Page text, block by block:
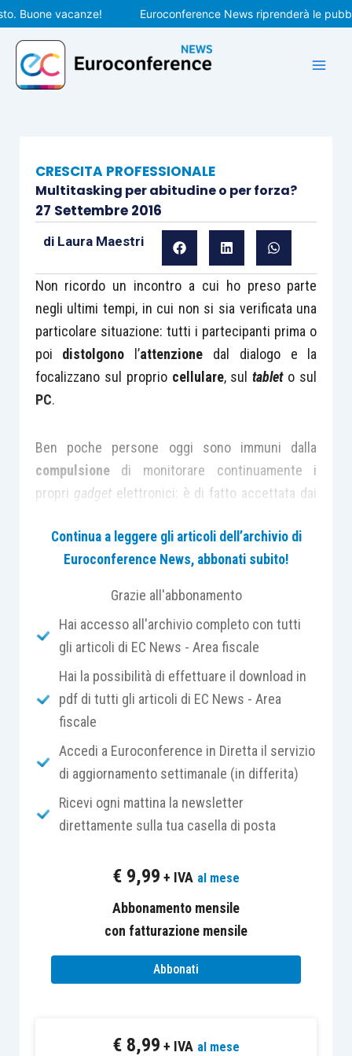
Vai
al
contenuto
vacanze! Euroconference News riprenderà le
CRESCITA PROFESSIONALE
Multitasking per abitudine o per forza?
27 Settembre 2016
di Laura Maestri
Non ricordo un incontro a cui ho preso parte
negli ultimi tempi, in cui non si sia verificata una
particolare situazione: tutti i partecipanti prima o
poi distolgono l’attenzione dal dialogo e la
focalizzano sul proprio cellulare, sultableto sul
PC.
Ben poche persone oggi sono immuni dalla
compulsionedi monitorare continuamente i
propri gadgetelettronici: è di fatto accettata dai
tempo di un’intera riunione. Non ci si concede più
il privilegio di dedicare tutta la nostraattenzione
È davvero necessario essere costantemente
online? È un comportamento dettato da forza
maggiore oppure è un’abitudinea cui non si vuole
rinunciare? Forse si dovrebbe, almeno per
salvaguardare la salute del proprio cervello,
stando alle recenti ricerche di autorevoli centri di
Gli effetti, perlopiù negativi, della tipica modalità
in diversi ambiti specialistici; fra questi:
comunicazione, psicologia eProgrammazione
Neurolinguistica.
Uno studio pubblicato dalJournal of Experimental
di due o tre secondi è stata
Continua a leggere gli articoli dell’archivio di
Euroconference News, abbonati subito!
Grazie all'abbonamento
Hai accesso all'archivio completo con tutti
gli articoli di EC News - Area fiscale
Hai la possibilità di effettuare il download in
pdf di tutti gli articoli di EC News - Area
fiscale
Accedi a Euroconference in Diretta il servizio
di aggiornamento settimanale (in differita)
Ricevi ogni mattina la newsletter
direttamente sulla tua casella di posta
€ 9,99 + IVA al mese
Abbonamento mensile
con fatturazione mensile
Abbonati
€ 8,99 + IVA al mese